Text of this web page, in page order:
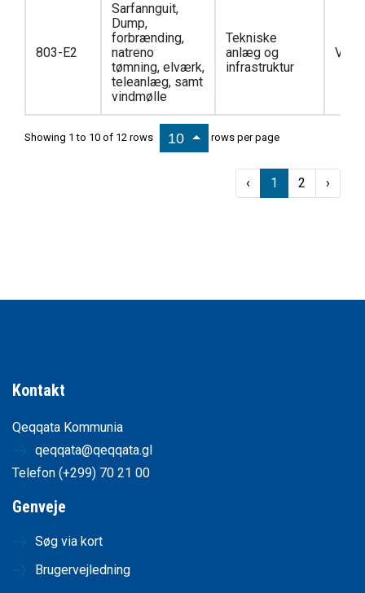
803-E2
Sarfannguit,
Dump,
forbrænding,
natreno
tømning, elværk,
teleanlæg, samt
vindmølle
Tekniske
anlæg og
infrastruktur
Showing 1 to 10 of 12 rows 10 rows per page
‹ 1 2 ›
Kontakt
Qeqqata Kommunia
qeqqata@qeqqata.gl
Telefon (+299) 70 21 00
Genveje
Søg via kort
Brugervejledning